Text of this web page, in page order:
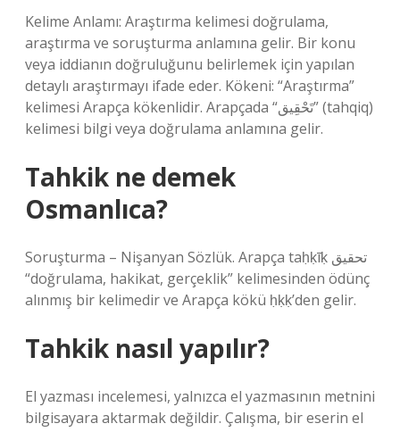
Kelime Anlamı: Araştırma kelimesi doğrulama,
araştırma ve soruşturma anlamına gelir. Bir konu
veya iddianın doğruluğunu belirlemek için yapılan
detaylı araştırmayı ifade eder. Kökeni: “Araştırma”
kelimesi Arapça kökenlidir. Arapçada “تَحْقِيق” (tahqiq)
kelimesi bilgi veya doğrulama anlamına gelir.
Tahkik ne demek
Osmanlıca?
Soruşturma – Nişanyan Sözlük. Arapça taḥḳīḳ تحقيق
“doğrulama, hakikat, gerçeklik” kelimesinden ödünç
alınmış bir kelimedir ve Arapça kökü ḥḳḳ’den gelir.
Tahkik nasıl yapılır?
El yazması incelemesi, yalnızca el yazmasının metnini
bilgisayara aktarmak değildir. Çalışma, bir eserin el